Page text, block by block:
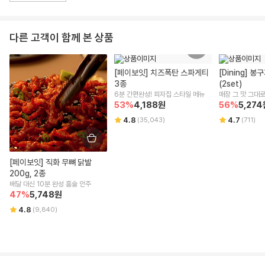
다른 고객이 함께 본 상품
[페이보잇] 직화 무뼈 닭발
200g, 2종
배달 대신 10분 완성 홈술 안주
47%5,748원
4.8 (9,840)
[페이보잇] 치즈폭탄 스파게티
3종
6분 간편완성! 피자집 스타일 메뉴
53%4,188원
4.8 (35,043)
[Dining] 봉구
(2set)
매장 그 맛 그대
56%5,274
4.7 (711)